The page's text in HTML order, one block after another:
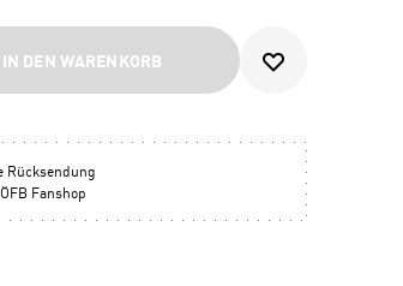
IN DEN WARENKORB
Rücksendung
Fanshop